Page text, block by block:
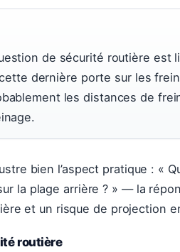
de sécurité routière est
dernière porte sur les
les distances de
bien l’aspect pratique : «
la plage arrière ? » — la
et un risque de projection
routière